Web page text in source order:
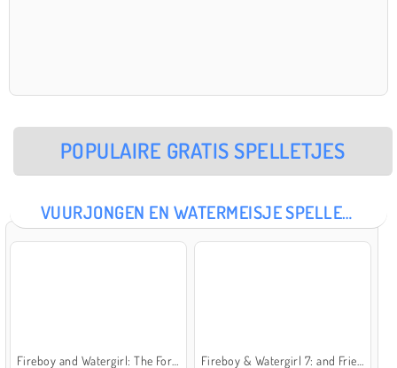
POPULAIRE GRATIS SPELLETJES
VUURJONGEN EN WATERMEISJE SPELLETJES